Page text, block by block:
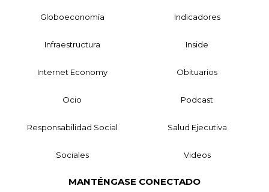
Globoeconomía Indicadores
Infraestructura Inside
Internet Economy Obituarios
Ocio Podcast
Responsabilidad Social Salud Ejecutiva
Sociales Videos
MANTÉNGASE CONECTADO